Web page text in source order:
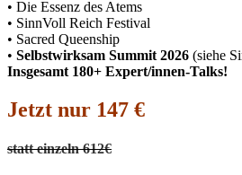
• Die Essenz des Atems
• SinnVoll Reich Festival
• Sacred Queenship
• Selbstwirksam Summit 2026 (siehe
Insgesamt 180+ Expert/innen-Talks!
Jetzt nur 147 €
statt einzeln 612€